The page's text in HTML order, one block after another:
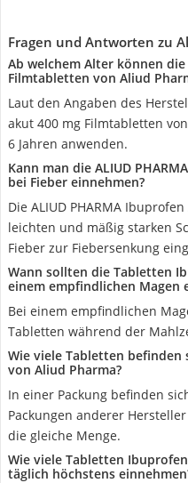
Fragen und Antworten zu
Ab welchem Alter können
Filmtabletten von Aliud
Laut den Angaben des
akut 400 mg Filmtabletten
6 Jahren anwenden.
Kann man die ALIUD
bei Fieber einnehmen?
Die ALIUD PHARMA
leichten und mäßig starken
Fieber zur Fiebersenkung
Wann sollten die Tabletten
einem empfindlichen Magen
Bei einem empfindlichen
Tabletten während der
Wie viele Tabletten befinden
von Aliud Pharma?
In einer Packung befinden
Packungen anderer
die gleiche Menge.
Wie viele Tabletten
täglich höchstens